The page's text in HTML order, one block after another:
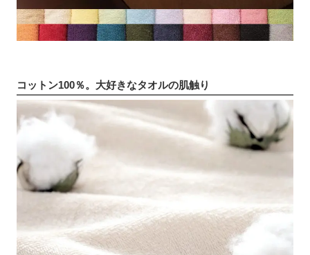
コットン100％。大好きなタオルの肌触り